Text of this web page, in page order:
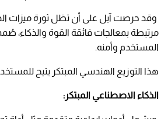
وقد حرصت آبل على أن تظل ثورة ميزات
مرتبطة بمعالجات فائقة القوة والذكاء،
المستخدم وأمنه.
هذا التوزيع الهندسي المبتكر يتيح
الذكاء الاصطناعي المبتكر: